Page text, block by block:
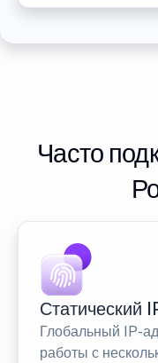
Часто
Статический
Глобальный IP-
работы с